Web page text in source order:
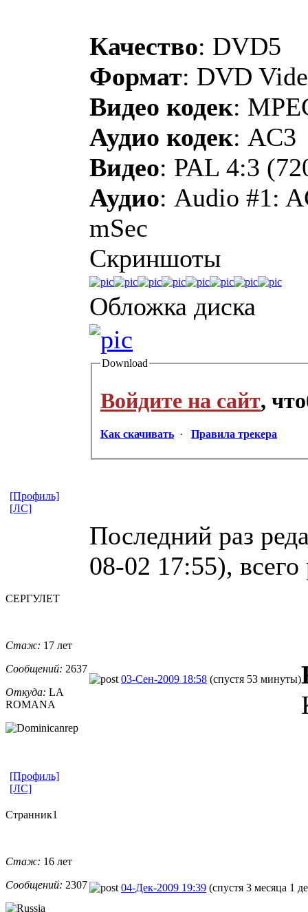
Качество: DVD5
Формат: DVD
Видео кодек:
Аудио кодек: AC3
Видео: PAL 4:3
Аудио: Audio #1:
mSec
Скриншоты
Обложка диска
Download
Войдите на сайт,
Как скачивать · Правила трекера
Последний раз
08-02 17:55), всего
[Профиль]
[ЛС]
СЕРГУЛЕТ
Стаж: 17 лет
Сообщений: 2637
Откуда: LA
ROMANA
03-Сен-2009 18:58 (спустя 53 минуты)
[Профиль]
[ЛС]
Странник1
Стаж: 16 лет
Сообщений: 2307 04-Дек-2009 19:39 (спустя 3 месяца 1